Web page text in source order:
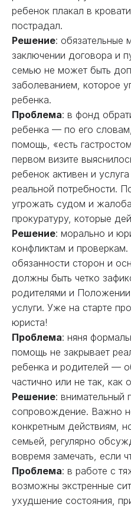
ребенок плакал в
пострадал.
Решение: обязательные
заключении договора и
семью не может быть
заболеванием, которое
ребенка.
Проблема: в фонд
ребенка — по его
помощь, «есть
первом визите
ребенок активен и
реальной потребности.
угрожать судом и
прокуратуру, которые
Решение: морально и
конфликтам и
обязанности сторон и
должны быть четко
родителями и
услуги. Уже на старте
юриста!
Проблема: няня
помощь не закрывает
ребенка и родителей —
частично или не так, как
Решение: внимательный
сопровождение. Важно
конкретным действиям,
семьей, регулярно
вовремя замечать, если
Проблема: в работе с
возможны экстренные
ухудшение состояния,